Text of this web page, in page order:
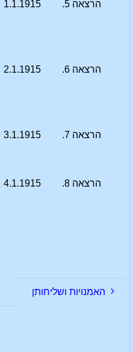
הרצאה 5. 1.1.1915
הרצאה 6. 2.1.1915
הרצאה 7. 3.1.1915
הרצאה 8. 4.1.1915
האמנויות ושליחותן